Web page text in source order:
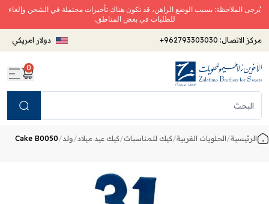
يُرجى الملاحظة: بسبب الوضع الراهن، قد تكون هناك تأخيرات محتملة في الشحن وإلغاء
للطلبات في بعض المناطق.
مركز الاتصال: +962793303030 دولار امريكي
0
الرئيسية/الحلويات الغربية/كيك للمناسبات/كيك عيد ميلاد/ولد/
Cake B0050